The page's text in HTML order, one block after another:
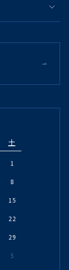
土
1
8
15
22
29
5